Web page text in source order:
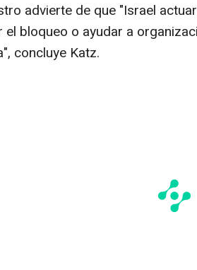
advierte de que "Israel
el bloqueo o ayudar a
concluye Katz.